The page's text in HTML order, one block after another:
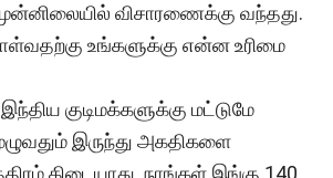
விசாரணைக்கு வந்தது.
உங்களுக்கு என்ன உரிமை
குடிமக்களுக்கு மட்டுமே
இருந்து அகதிகளை